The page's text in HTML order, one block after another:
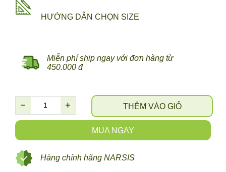
MUA NGAY
THÊM VÀO GIỎ
HƯỚNG DẪN CHỌN SIZE
Miễn phí ship ngay với đơn hàng từ
450.000 đ
Hàng chính hãng NARSIS